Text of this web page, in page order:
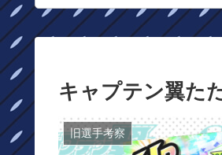
キャプテン翼た
旧選手考察